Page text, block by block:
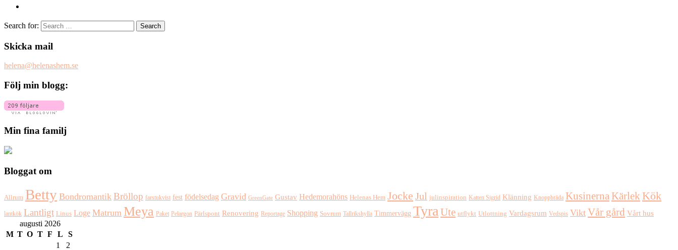
Search for:
Skicka mail
helena@helenashem.se
Följ min blogg:
Min fina familj
Bloggat om
Allrum Betty Bondromantik Bröllop farstukvist fest födelsedag Gravid GreenGate Gustav Hedemorahöns Helenas Hem Jocke Jul julinspiration Katten Sigrid Klänning Knoppbräda Kusinerna Kärlek Kök
lantkök Lantligt Linus Loge Matrum Meya Paket Pelargon Pärlspont Renovering Reportage Shopping Sovrum Tallrikshylla Timmervägg Tyra Ute utflykt Utlottning Vardagsrum Vedspis Vikt Vår gård Vårt hus
augusti 2026
M T O T F L
S
1
2